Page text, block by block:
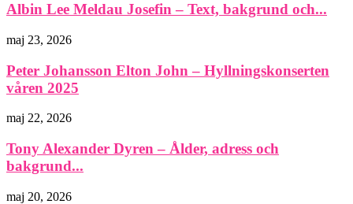
Albin Lee Meldau Josefin – Text, bakgrund och...
maj 23, 2026
Peter Johansson Elton John – Hyllningskonserten
våren 2025
maj 22, 2026
Tony Alexander Dyren – Ålder, adress och
bakgrund...
maj 20, 2026